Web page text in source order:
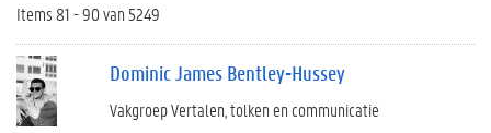
Items 81 - 90 van 5249
Dominic James Bentley-Hussey
Vakgroep Vertalen, tolken en communicatie